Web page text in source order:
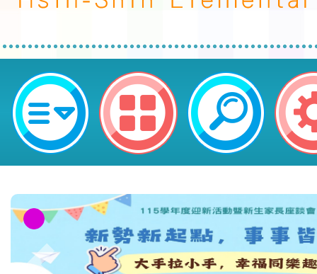
neilctes網站設計者：徐嘉裕